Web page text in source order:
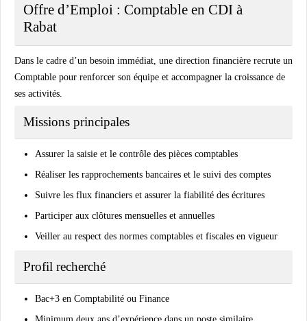
Offre d’Emploi : Comptable en CDI à
Rabat
Dans le cadre d’un besoin immédiat, une direction financière recrute un
Comptable pour renforcer son équipe et accompagner la croissance de
ses activités.
Missions principales
Assurer la saisie et le contrôle des pièces comptables
Réaliser les rapprochements bancaires et le suivi des comptes
Suivre les flux financiers et assurer la fiabilité des écritures
Participer aux clôtures mensuelles et annuelles
Veiller au respect des normes comptables et fiscales en vigueur
Profil recherché
Bac+3 en Comptabilité ou Finance